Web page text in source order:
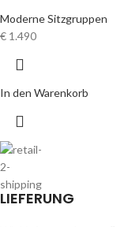
Moderne Sitzgruppen
€ 1.490
In den Warenkorb
LIEFERUNG